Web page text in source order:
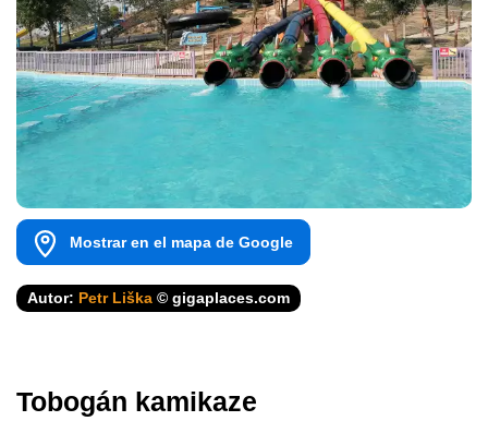
Mostrar en el mapa de Google
Autor: Petr Liška © gigaplaces.com
Tobogán kamikaze